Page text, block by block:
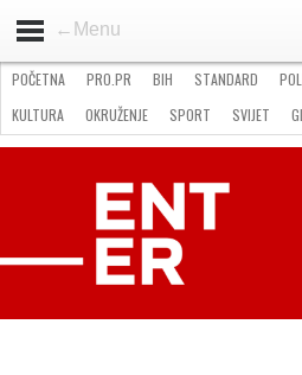
←Menu
STANDARD
GOSPODARSTVO
OKRUŽENJE
POČETNA PRO.PR BIH STANDARD
KULTURA
OKRUŽENJE SPORT SVIJET
NATJEČAJI
FILMING LOCATION IN BH